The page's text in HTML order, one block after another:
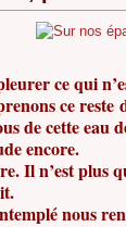
ce qui
ce reste
de cette eau
encore.
Il n’est plus
nous